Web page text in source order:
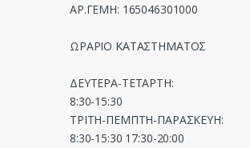
ΑΡ.ΓΕΜΗ: 165046301000
ΩΡΑΡΙΟ ΚΑΤΑΣΤΗΜΑΤΟΣ
ΔΕΥΤΕΡΑ-ΤΕΤΑΡΤΗ:
8:30-15:30
ΤΡΙΤΗ-ΠΕΜΠΤΗ-ΠΑΡΑΣΚΕΥΗ:
8:30-15:30 17:30-20:00